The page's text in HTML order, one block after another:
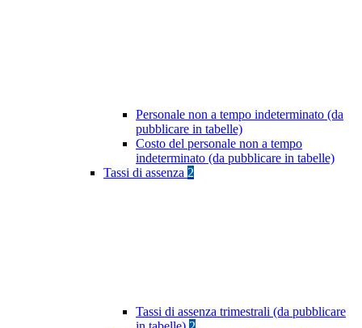
Personale non a tempo indeterminato (da
pubblicare in tabelle)
Costo del personale non a tempo
indeterminato (da pubblicare in tabelle)
Tassi di assenza 2
Tassi di assenza trimestrali (da pubblicare